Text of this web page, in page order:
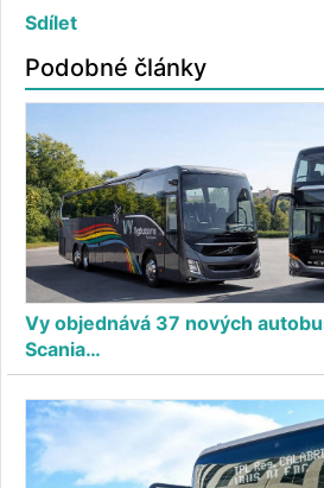
Sdílet
Podobné články
Vy objednává 37 nových
Scania…